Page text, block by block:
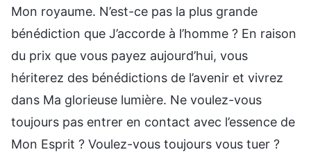
Mon royaume. N’est-ce pas la plus grande
bénédiction que J’accorde à l’homme ? En raison
du prix que vous payez aujourd’hui, vous
hériterez des bénédictions de l’avenir et vivrez
dans Ma glorieuse lumière. Ne voulez-vous
toujours pas entrer en contact avec l’essence de
Mon Esprit ? Voulez-vous toujours vous tuer ?